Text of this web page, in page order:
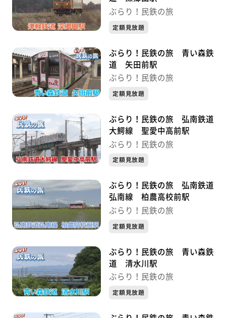
ぶらり！民鉄の旅
定額見放題
ぶらり！民鉄の旅 青い森鉄
道 矢田前駅
ぶらり！民鉄の旅
定額見放題
ぶらり！民鉄の旅 弘南鉄道
大鰐線 聖愛中高前駅
ぶらり！民鉄の旅
定額見放題
ぶらり！民鉄の旅 弘南鉄道
弘南線 柏農高校前駅
ぶらり！民鉄の旅
定額見放題
ぶらり！民鉄の旅 青い森鉄
道 清水川駅
ぶらり！民鉄の旅
定額見放題